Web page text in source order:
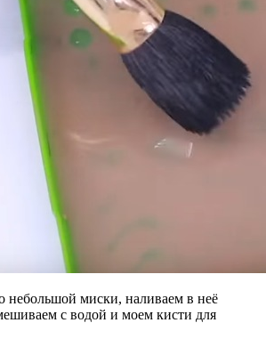
небольшой миски, наливаем в неё
с водой и моем кисти для